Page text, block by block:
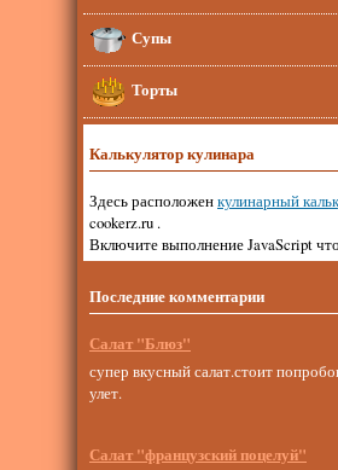
Супы
Торты
Калькулятор кулинара
Здесь расположенкулинарный
cookerz.ru .
Включите выполнение JavaScript
Последние комментарии
Салат "Блюз"
супер вкусный салат.стоит
улет.
Салат "французский поцелуй"